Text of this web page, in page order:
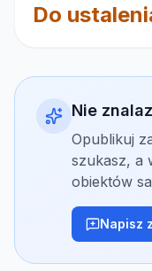
Do
Nie
Opublikuj
szukasz, a
obiektów
Napisz